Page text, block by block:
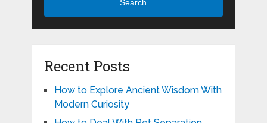
Search
Recent Posts
How to Explore Ancient Wisdom With
Modern Curiosity